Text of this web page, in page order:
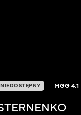
NIEDOSTĘPNY MGG4.1